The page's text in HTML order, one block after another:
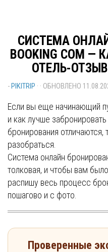
СИСТЕМА
BOOKING COM
ОТЕЛЬ-
-PIKITRIP · · ОБНОВЛЕНО
Если вы еще начинающий
и как лучше
бронирования отличаются,
разобраться.
Система онлайн
толковая, и чтобы вам
распишу весь процесс
пошагово и с фото.
Проверенные